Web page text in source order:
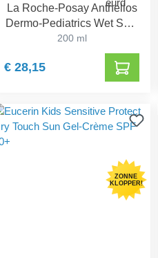
La Roche-Posay Anthelios
Dermo-Pediatrics Wet Skin
Lotion SPF 50+
200 ml
€ 28,15
ZONNE
KLOPPER!